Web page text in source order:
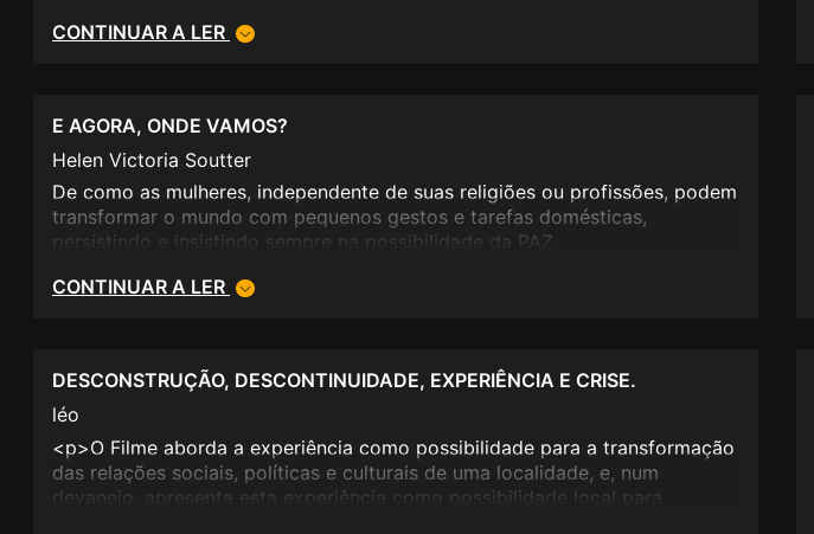
CONTINUAR A LER
E AGORA, ONDE VAMOS?
Helen Victoria Soutter
De como as mulheres, independente de suas religiões ou profissões, podem
transformar o mundo com pequenos gestos e tarefas domésticas,
persistindo e insistindo sempre na possibilidade da PAZ.
CONTINUAR A LER
DESCONSTRUÇÃO, DESCONTINUIDADE, EXPERIÊNCIA E CRISE.
léo
<p>O Filme aborda a experiência como possibilidade para a transformação
das relações sociais, políticas e culturais de uma localidade, e, num
devaneio, apresenta esta experiência como possibilidade local para